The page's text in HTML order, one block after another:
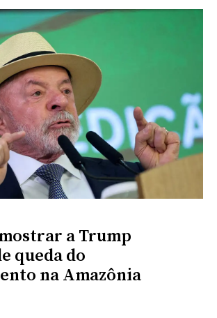
a Trump
queda do
na Amazônia